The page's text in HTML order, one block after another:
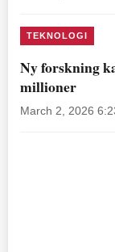
TEKNOLOGI
Ny forskning
millioner
March 2, 2026